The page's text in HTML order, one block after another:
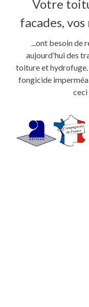
Votre
facades,
...ont besoin de
aujourd'hui des
toiture et hydrofuge.
fongicide
ceci